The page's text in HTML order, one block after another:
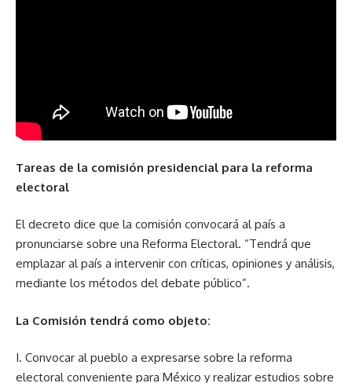
Tareas de la comisión presidencial para la reforma
electoral
El decreto dice que la comisión convocará al país a
pronunciarse sobre una Reforma Electoral. “Tendrá que
emplazar al país a intervenir con críticas, opiniones y análisis,
mediante los métodos del debate público”.
La Comisión tendrá como objeto:
I. Convocar al pueblo a expresarse sobre la reforma
electoral conveniente para México y realizar estudios sobre